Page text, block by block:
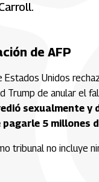
de AFP
Estados Unidos
Trump de anular el
sexualmente y
pagarle 5 millones
tribunal no incluye